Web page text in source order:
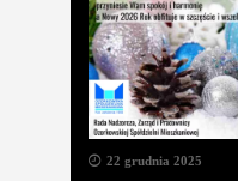
22 grudnia 2025